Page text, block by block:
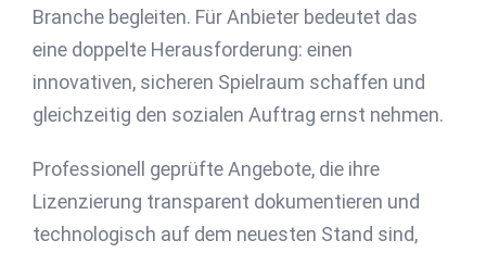
Branche begleiten. Für Anbieter bedeutet das
eine doppelte Herausforderung: einen
innovativen, sicheren Spielraum schaffen und
gleichzeitig den sozialen Auftrag ernst nehmen.
Professionell geprüfte Angebote, die ihre
Lizenzierung transparent dokumentieren und
technologisch auf dem neuesten Stand sind,